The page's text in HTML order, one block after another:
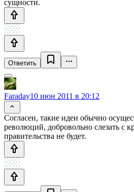
сущности.
Ответить
Faraday10 июн 2011 в 20:12
Согласен, такие идеи обычно
революций, добровольно слезать с
правительства не будет.